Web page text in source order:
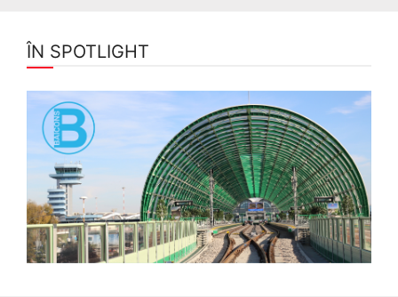
ÎN SPOTLIGHT